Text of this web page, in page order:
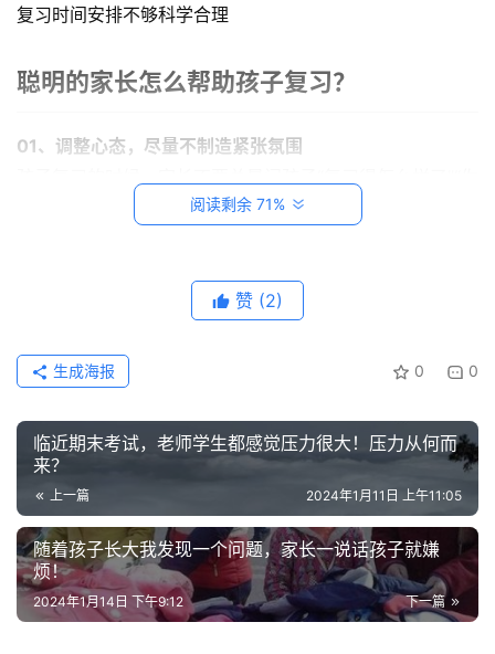
意
悟
笔
我
的
作
品
教
学
登录
复习时间安排不够科学合理
聪明的家长怎么帮助孩子复习？
01、 调整心态，尽量不制造紧张氛围
怎么还看电视呢？”这些话都会给孩子带来紧张、焦虑的心
近期不少学生都是居家上网课，许多孩子居家学习的时候难
放慢速度。
02、鼓励孩子遇到不懂的问题多问老师同学
生活中不爱提问的孩子很多，有的是怕老师，有的是不好意
思……总之就是不愿开口，有问题默不作声自己解决。
这个问题在期末复习的时候会很严重，时间紧迫，如果自己
拼命钻牛角尖，就算最后做出来了，那固定时间的复习效率
也会很差；如果自己不会又不问，问题搁置，那考试中遇到
肯定会失分。所以多问、爱问，才会让复习效率更进一步。
居家上网课的同学，家长也别忘了提醒孩子，课上有任何问
阅读剩余 71%
赞 (2)
0 0
生成海报
临近期末考试，老师学生都感觉压力很大！压力从何而
来？
上一篇 2024年1月11日 上午11:05
随着孩子长大我发现一个问题，家长一说话孩子就嫌
烦！
下一篇
2024年1月14日 下午9:12